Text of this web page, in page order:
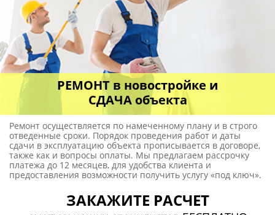
ПОЛУЧИТЬ СМЕТУ за 3 минуты!
СТОИМОСТЬ И ЦЕНА РЕМОНТА
С МАТЕРИАЛАМИ
ВСЕ ЦЕНЫ МОЖНО РАЗДЕЛИТЬ
НА 3 ГРУППЫ: